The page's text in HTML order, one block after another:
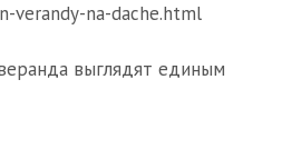
verandy-na-dache.html
выглядят единым